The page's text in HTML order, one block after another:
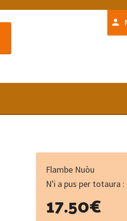
Flambe Nuòu
N'i a pus per totaura
17.50€